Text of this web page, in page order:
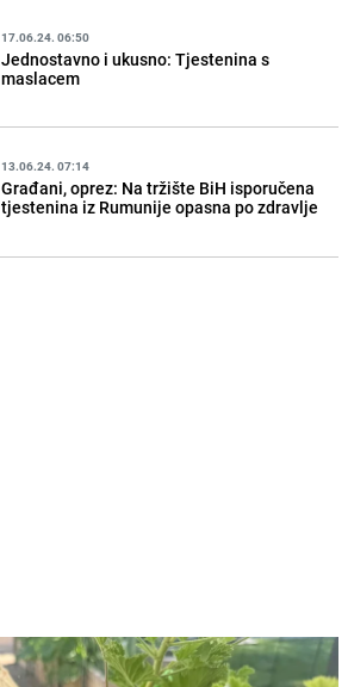
17.06.24. 06:50
Jednostavno i ukusno: Tjestenina s
maslacem
13.06.24. 07:14
Građani, oprez: Na tržište BiH isporučena
tjestenina iz Rumunije opasna po zdravlje